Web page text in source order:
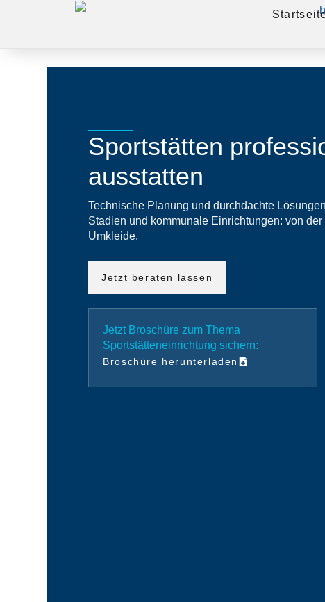
Sportstätten
ausstatten
Technische Planung und durchdachte
Stadien und kommunale Einrichtungen: von
Umkleide.
Jetzt beraten lassen
Jetzt Broschüre zum Thema
Sportstätteneinrichtung sichern:
Broschüre herunterladen